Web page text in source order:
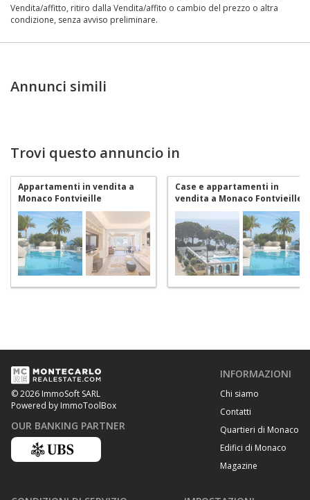
Vendita/affitto, ritiro dalla Vendita/affito o cambio del prezzo o altra
condizione, senza avviso preliminare.
Annunci simili
Trovi questo annuncio in
Appartamenti in vendita a
Monaco Fontvieille
Case e appartamenti in
vendita a Monaco Fontvieille
© 2026 ImmoSoft SARL
Powered by ImmoToolBox
OUR BANKING PARTNER
INFORMAZIONI
Chi siamo
Contatti
Quartieri di Monaco
Edifici di Monaco
Magazine